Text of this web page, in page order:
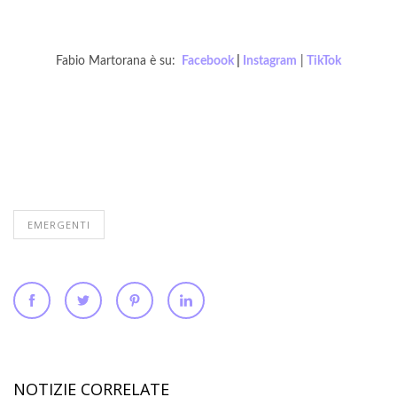
Fabio Martorana è su: Facebook Instagram TikTok
EMERGENTI
NOTIZIE CORRELATE